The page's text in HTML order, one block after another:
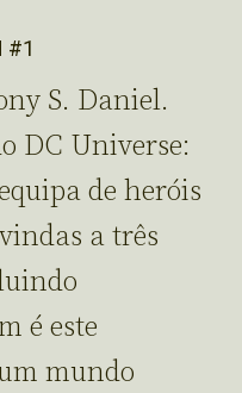
#1
S. Daniel.
DC Universe:
de heróis
a três
é este
mundo